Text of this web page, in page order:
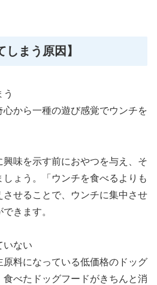
しまう原因】
から一種の遊び感覚でウンチを
興味を示す前におやつを与え、そ
ょう。「ウンチを食べるよりも
させることで、ウンチに集中させ
きます。
いない
原料になっている低価格のドッグ
べたドッグフードがきちんと消